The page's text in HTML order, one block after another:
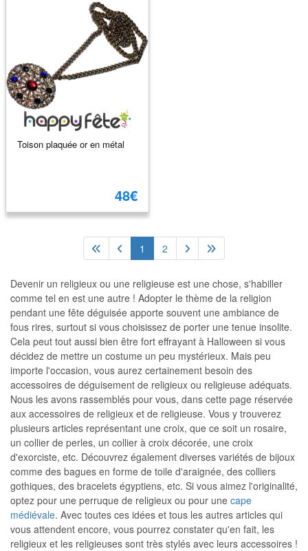
Toison plaquée or en métal
48€
1 2
Devenir un religieux ou une religieuse est une chose, s'habiller
comme tel en est une autre ! Adopter le thème de la religion
pendant une fête déguisée apporte souvent une ambiance de
fous rires, surtout si vous choisissez de porter une tenue insolite.
Cela peut tout aussi bien être fort effrayant à Halloween si vous
décidez de mettre un costume un peu mystérieux. Mais peu
importe l'occasion, vous aurez certainement besoin des
accessoires de déguisement de religieux ou religieuse adéquats.
Nous les avons rassemblés pour vous, dans cette page réservée
aux accessoires de religieux et de religieuse. Vous y trouverez
plusieurs articles représentant une croix, que ce soit un rosaire,
un collier de perles, un collier à croix décorée, une croix
d'exorciste, etc. Découvrez également diverses variétés de bijoux
comme des bagues en forme de toile d'araignée, des colliers
gothiques, des bracelets égyptiens, etc. Si vous aimez l'originalité,
optez pour une perruque de religieux ou pour une cape
médiévale. Avec toutes ces idées et tous les autres articles qui
vous attendent encore, vous pourrez constater qu'en fait, les
religieux et les religieuses sont très stylés avec leurs accessoires !